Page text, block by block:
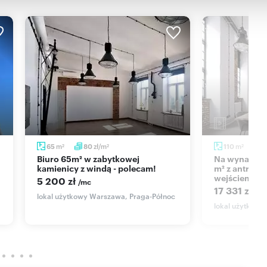
175 EUR/miesiąc
CRM (asaricrm.com)
65 m2 80zł/m2
Biuro 65m² w zabytkowej
kamienicy z windą - polecam!
5 200 zł /mc
lokal użytkowy Warszawa, Praga-Północ
110 m 2
Na wynajem przestronny lokal 109
m² z
wejściem
17 331 zł
lokal użytkowy